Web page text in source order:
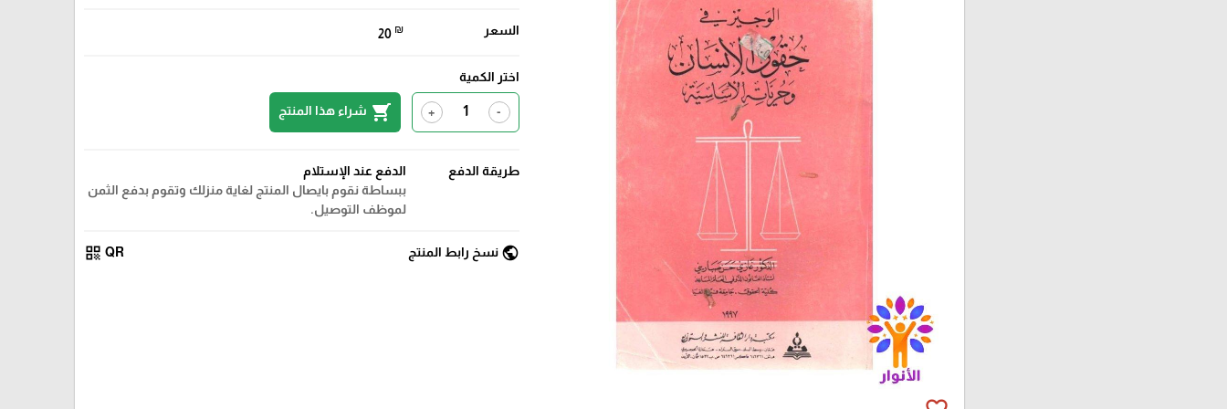
السعر 20 ₪
اختر الكمية
-
+
shopping_cart شراء هذا المنتج
طريقة الدفع
الدفع عند الإستلام
ببساطة نقوم بايصال المنتج لغاية منزلك وتقوم بدفع الثمن
لموظف التوصيل.
public نسخ رابط المنتج QR
qr_code